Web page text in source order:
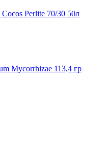
Perlite 70/30 50л
Mycorrhizae 113,4 гр